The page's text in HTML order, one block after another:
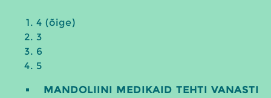
4 (õige)
3
6
5
MANDOLIINI MEDIKAID TEHTI VANASTI